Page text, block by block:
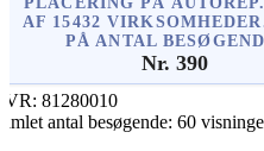
AF 15432
PÅ ANTAL
Nr. 390
81280010
antal besøgende: 60